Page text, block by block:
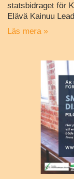
statsbidraget för
Elävä Kainuu
Läs mera »